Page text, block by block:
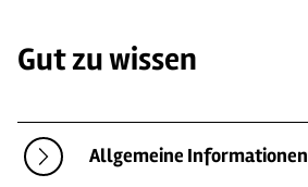
Gut zu wissen
Allgemeine Informationen